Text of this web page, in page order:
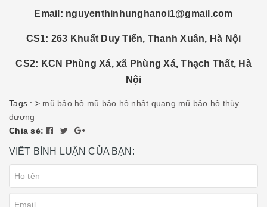
Email: nguyenthinhunghanoi1@gmail.com
CS1: 263 Khuất Duy Tiến, Thanh Xuân, Hà Nội
CS2: KCN Phùng Xá, xã Phùng Xá, Thạch Thất, Hà
Nội
Tags : > mũ bảo hộ mũ bảo hộ nhật quang mũ bảo hộ thùy
dương
Chia sẻ:
VIẾT BÌNH LUẬN CỦA BẠN: